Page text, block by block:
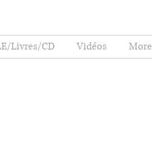
Livres/CD Vidéos More